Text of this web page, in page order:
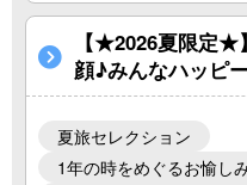
【★2026夏限定★
顔♪みんなハッピ
夏旅セレクション
1年の時をめぐるお愉し